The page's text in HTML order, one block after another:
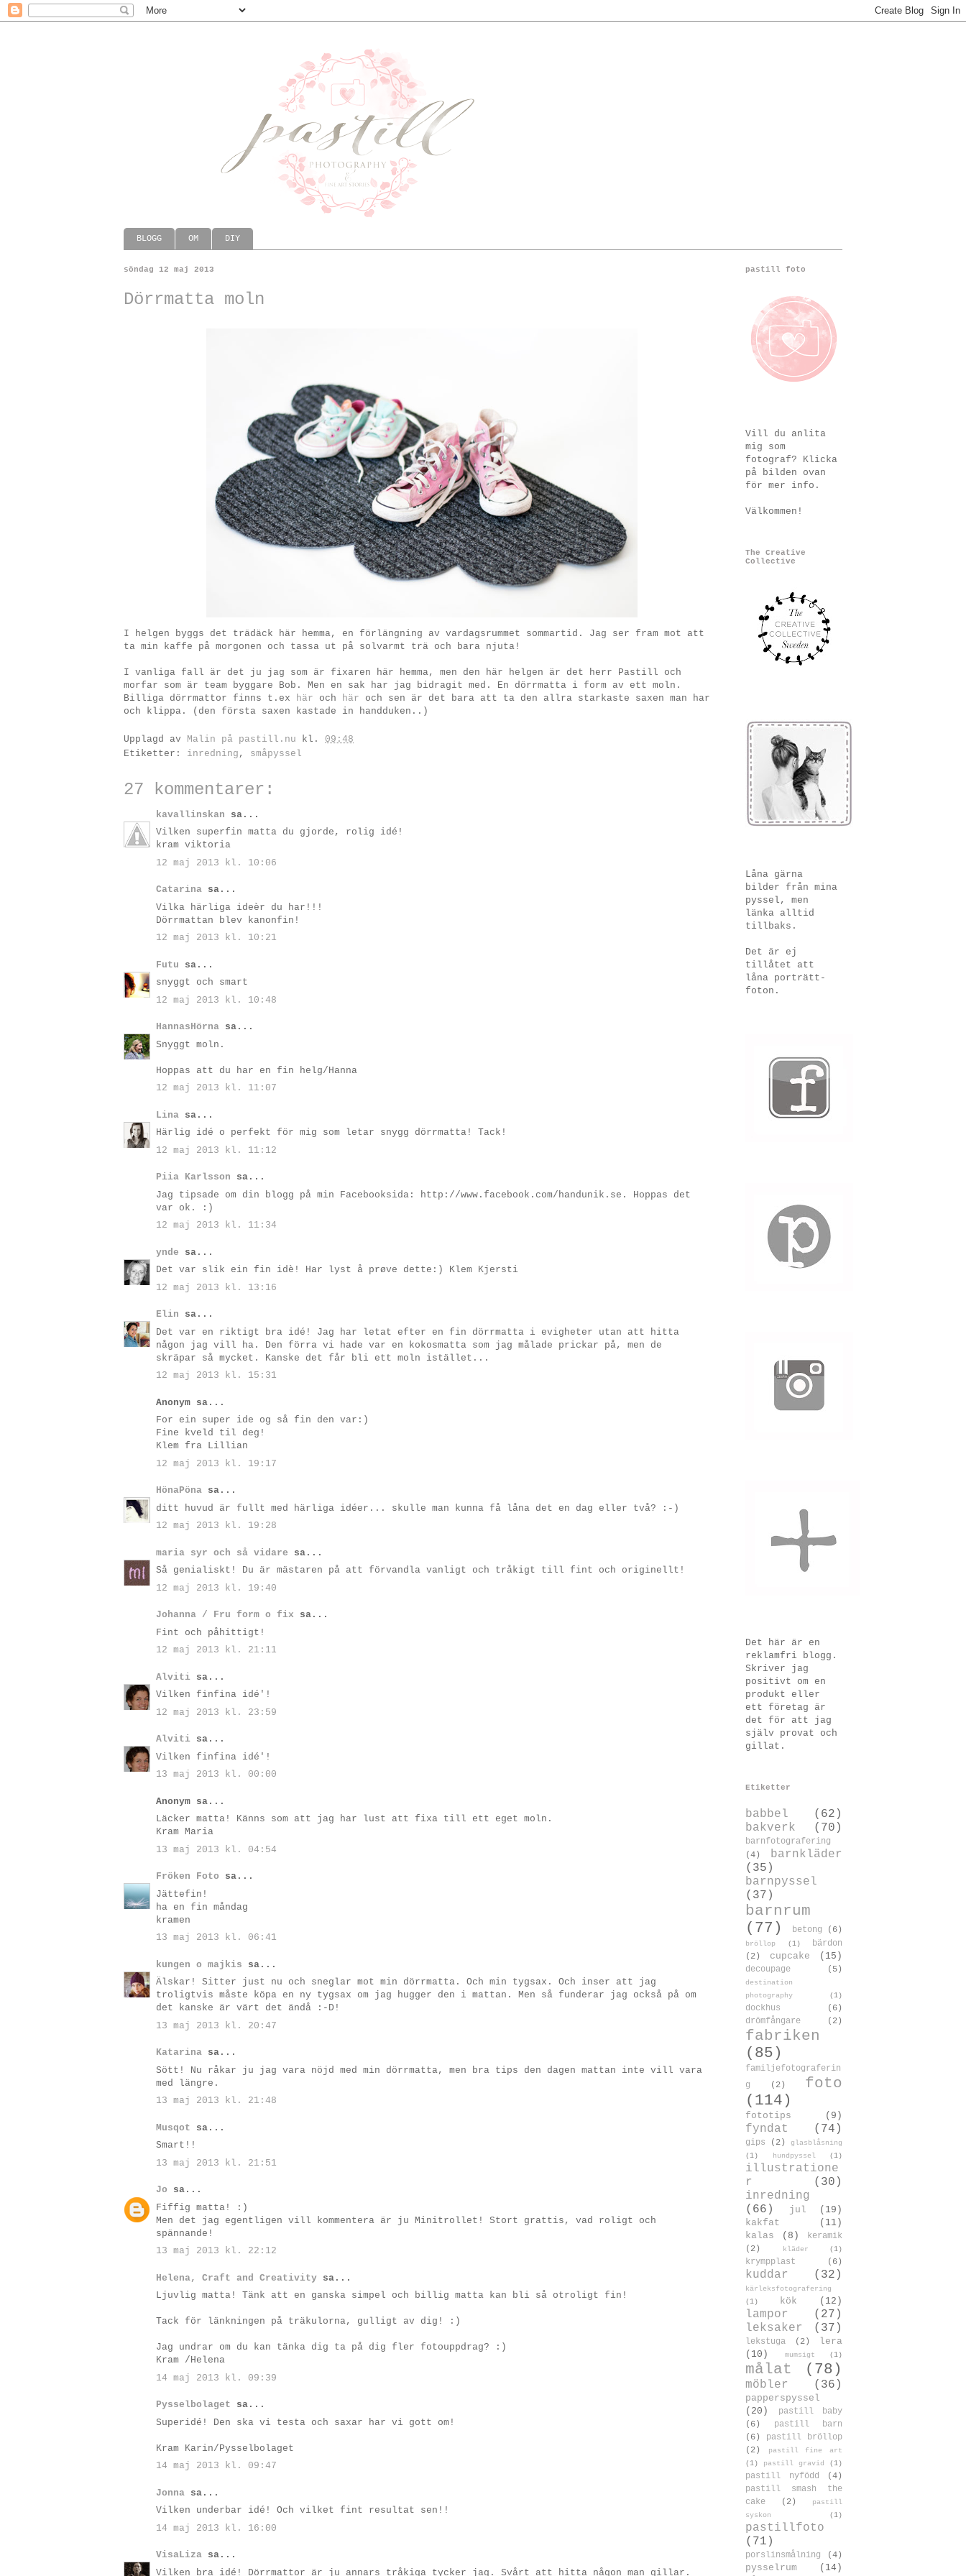
BLOGG OM DIY
söndag 12 maj 2013
Dörrmatta moln
I helgen byggs det trädäck här hemma, en förlängning av vardagsrummet sommartid. Jag ser fram mot att
ta min kaffe på morgonen och tassa ut på solvarmt trä och bara njuta!
I vanliga fall är det ju jag som är fixaren här hemma, men den här helgen är det herr Pastill och
morfar som är team byggare Bob. Men en sak har jag bidragit med. En dörrmatta i form av ett moln.
Billiga dörrmattor finns t.ex här och här och sen är det bara att ta den allra starkaste saxen man har
och klippa. (den första saxen kastade in handduken..)
Upplagd av Malin på pastill.nu kl. 09:48
Etiketter: inredning , småpyssel
27 kommentarer:
kavallinskan sa...
Vilken superfin matta du gjorde, rolig idé!
kram viktoria
12 maj 2013 kl. 10:06
Catarina sa...
Vilka härliga ideèr du har!!!
Dörrmattan blev kanonfin!
12 maj 2013 kl. 10:21
Futu sa...
snyggt och smart
12 maj 2013 kl. 10:48
HannasHörna sa...
Snyggt moln.
Hoppas att du har en fin helg/Hanna
12 maj 2013 kl. 11:07
Lina sa...
Härlig idé o perfekt för mig som letar snygg dörrmatta! Tack!
12 maj 2013 kl. 11:12
Piia Karlsson sa...
Jag tipsade om din blogg på min Facebooksida: http://www.facebook.com/handunik.se. Hoppas det
var ok. :)
12 maj 2013 kl. 11:34
ynde sa...
Det var slik ein fin idè! Har lyst å prøve dette:) Klem Kjersti
12 maj 2013 kl. 13:16
Elin sa...
Det var en riktigt bra idé! Jag har letat efter en fin dörrmatta i evigheter utan att hitta
någon jag vill ha. Den förra vi hade var en kokosmatta som jag målade prickar på, men de
skräpar så mycket. Kanske det får bli ett moln istället...
12 maj 2013 kl. 15:31
Anonym sa...
For ein super ide og så fin den var:)
Fine kveld til deg!
Klem fra Lillian
12 maj 2013 kl. 19:17
HönaPöna sa...
ditt huvud är fullt med härliga idéer... skulle man kunna få låna det en dag eller två? :-)
12 maj 2013 kl. 19:28
maria syr och så vidare sa...
Så genialiskt! Du är mästaren på att förvandla vanligt och tråkigt till fint och originellt!
12 maj 2013 kl. 19:40
Johanna / Fru form o fix sa...
Fint och påhittigt!
12 maj 2013 kl. 21:11
Alviti sa...
Vilken finfina idé'!
12 maj 2013 kl. 23:59
Alviti sa...
Vilken finfina idé'!
13 maj 2013 kl. 00:00
Anonym sa...
Läcker matta! Känns som att jag har lust att fixa till ett eget moln.
Kram Maria
13 maj 2013 kl. 04:54
Fröken Foto sa...
Jättefin!
ha en fin måndag
kramen
13 maj 2013 kl. 06:41
kungen o majkis sa...
Älskar! Sitter just nu och sneglar mot min dörrmatta. Och min tygsax. Och inser att jag
troligtvis måste köpa en ny tygsax om jag hugger den i mattan. Men så funderar jag också på om
det kanske är värt det ändå :-D!
13 maj 2013 kl. 20:47
Katarina sa...
Sött! Nu råkar ju jag vara nöjd med min dörrmatta, men bra tips den dagen mattan inte vill vara
med längre.
13 maj 2013 kl. 21:48
Musqot sa...
Smart!!
13 maj 2013 kl. 21:51
Jo sa...
Fiffig matta! :)
Men det jag egentligen vill kommentera är ju Minitrollet! Stort grattis, vad roligt och
spännande!
13 maj 2013 kl. 22:12
Helena, Craft and Creativity sa...
Ljuvlig matta! Tänk att en ganska simpel och billig matta kan bli så otroligt fin!
Tack för länkningen på träkulorna, gulligt av dig! :)
Jag undrar om du kan tänka dig ta på dig fler fotouppdrag? :)
Kram /Helena
14 maj 2013 kl. 09:39
Pysselbolaget sa...
Superidé! Den ska vi testa och saxar har vi gott om!
Kram Karin/Pysselbolaget
14 maj 2013 kl. 09:47
Jonna sa...
Vilken underbar idé! Och vilket fint resultat sen!!
14 maj 2013 kl. 16:00
VisaLiza sa...
Vilken bra idé! Dörrmattor är ju annars tråkiga tycker jag. Svårt att hitta någon man gillar.
pastill foto
Vill du anlita
mig som
fotograf? Klicka
på bilden ovan
för mer info.
Välkommen!
The Creative
Collective
Låna gärna
bilder från mina
pyssel, men
länka alltid
tillbaks.
Det är ej
tillåtet att
låna porträtt-
foton.
Det här är en
reklamfri blogg.
Skriver jag
positivt om en
produkt eller
ett företag är
det för att jag
själv provat och
gillat.
Etiketter
babbel
(62)
bakverk
(70)
barnfotografering
(4)
barnkläder
(35)
barnpyssel
(37)
barnrum
(77)
betong (6)
bröllop (1)
bärdon
(2)
cupcake (15)
decoupage (5)
destination
photography
(1)
dockhus
(6)
drömfångare
(2)
fabriken
(85)
familjefotograferin
g
(2)
foto
(114)
fototips (9)
fyndat (74)
gips (2)
glasblåsning
(1)
hundpyssel (1)
illustratione
r
(30)
inredning
(66)
jul
(19)
kakfat
(11)
kalas
(8)
keramik
(2)
kläder (1)
krympplast (6)
kuddar (32)
kärleksfotografering
(1)
kök (12)
lampor
(27)
leksaker
(37)
lekstuga (2)
lera
(10)
mumsigt (1)
målat (78)
möbler (36)
papperspyssel
(20)
pastill baby
(6)
pastill barn
(6)
pastill bröllop
(2)
pastill fine art
(1)
pastill gravid (1)
pastill nyfödd
(4)
pastill smash the
cake
(2)
pastill
syskon
(1)
pastillfoto
(71)
porslinsmålning (4)
pysselrum
(14)